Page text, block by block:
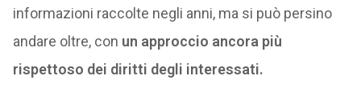
informazioni raccolte negli anni, ma si può persino
andare oltre, con un approccio ancora più
rispettoso dei diritti degli interessati.